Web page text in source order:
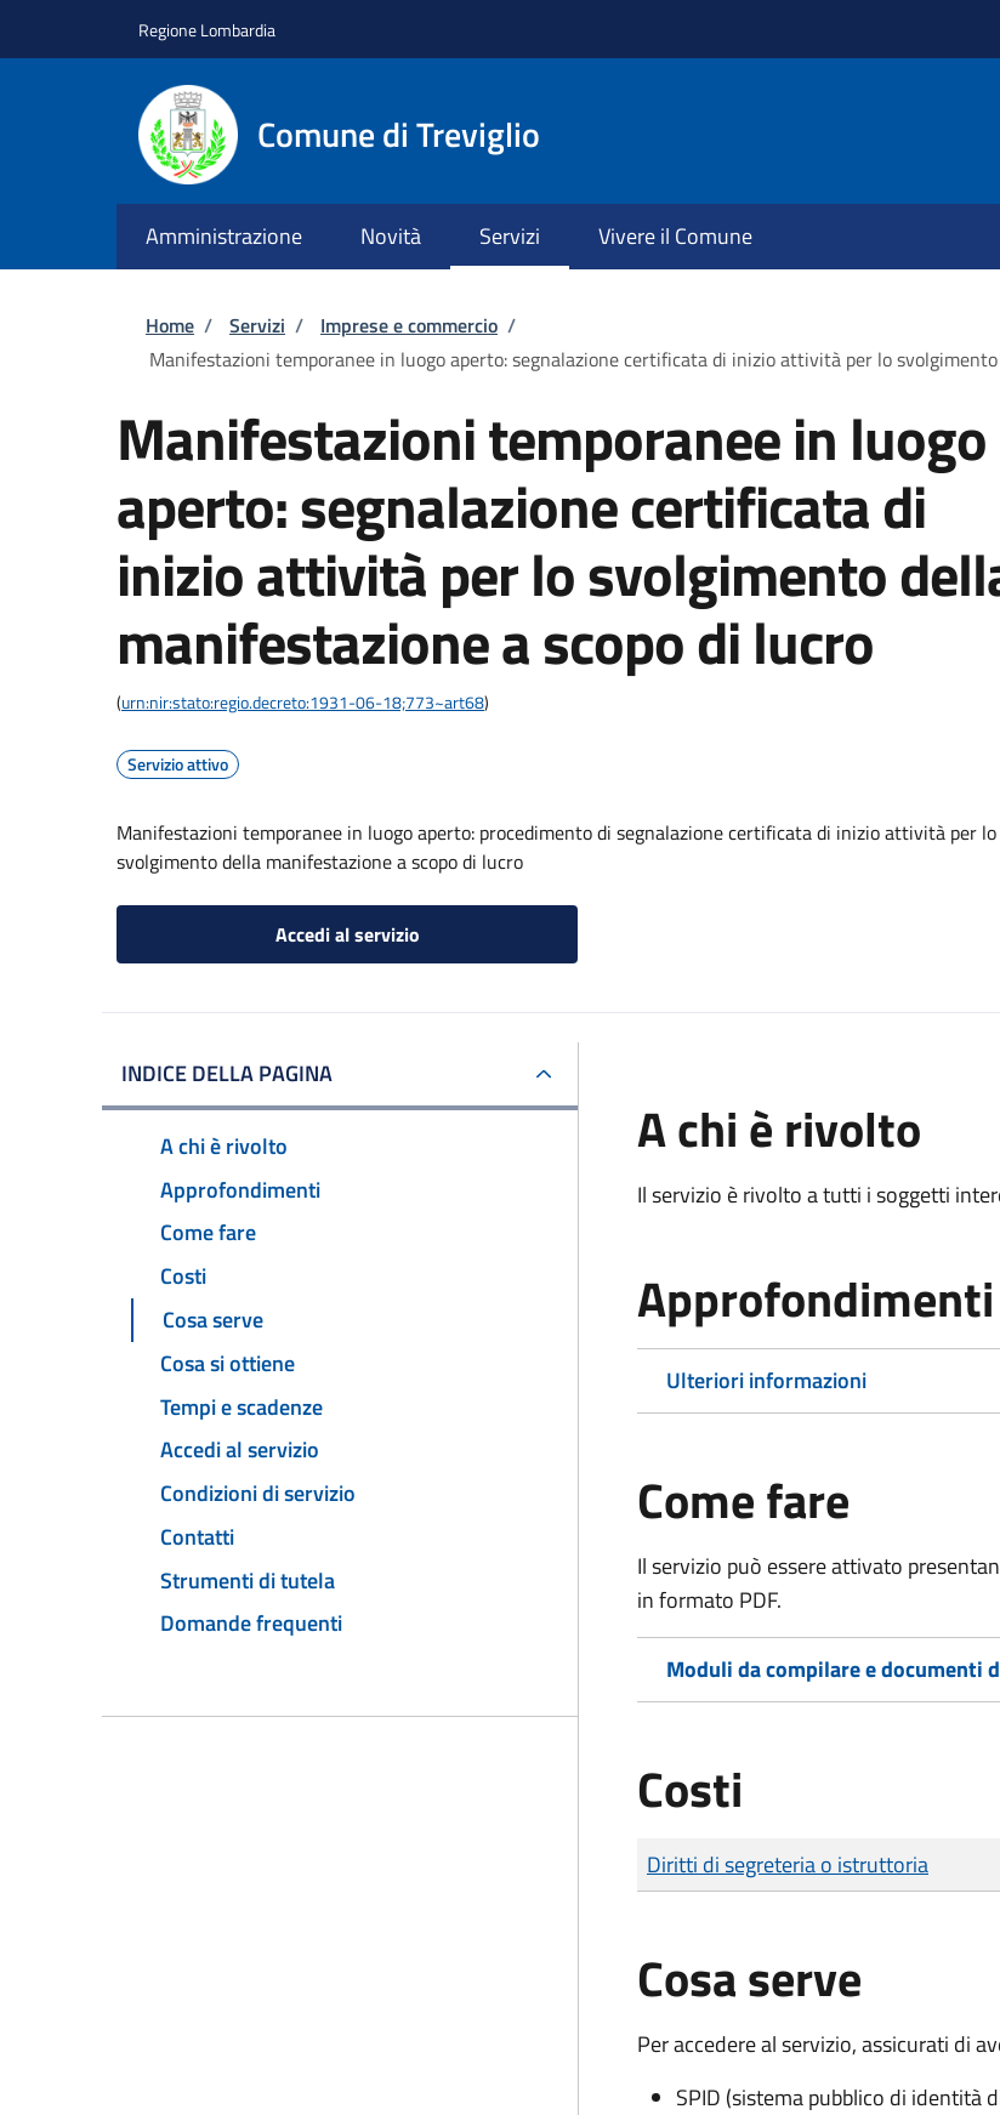
Regione Lombardia
Comune di Treviglio
Amministrazione Novità Servizi Vivere il Comune
Briciole di pane
Home / Servizi / Imprese e commercio /
Manifestazioni temporanee in luogo aperto: segnalazione certificata di inizio attività per lo
Manifestazioni temporanee in luogo
aperto: segnalazione certificata di
inizio attività per lo svolgimento
manifestazione a scopo di lucro
(urn:nir:stato:regio.decreto:1931-06-18;773~art68)
Servizio attivo
Manifestazioni temporanee in luogo aperto: procedimento di segnalazione certificata di inizio attività per lo
svolgimento della manifestazione a scopo di lucro
Accedi al servizio
INDICE DELLA PAGINA
A chi è rivolto
Approfondimenti
Come fare
Costi
Cosa serve
Cosa si ottiene
Tempi e scadenze
Accedi al servizio
Condizioni di servizio
Contatti
Strumenti di tutela
Domande frequenti
A chi è rivolto
Il servizio è rivolto a tutti i soggetti
Approfondimenti
Ulteriori informazioni
Come fare
Il servizio può essere attivato
in formato PDF.
Moduli da compilare e documenti
Costi
Tipo di pagamento
Importo
Diritti di segreteria o istruttoria
Cosa serve
Per accedere al servizio, assicurati di
SPID (sistema pubblico di identità